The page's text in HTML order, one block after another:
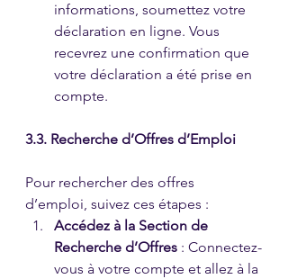
informations, soumettez votre
déclaration en ligne. Vous
recevrez une confirmation que
votre déclaration a été prise en
compte.
3.3. Recherche d’Offres d’Emploi
Pour rechercher des offres
d’emploi, suivez ces étapes :
Accédez à la Section de
Recherche d’Offres : Connectez-
vous à votre compte et allez à la